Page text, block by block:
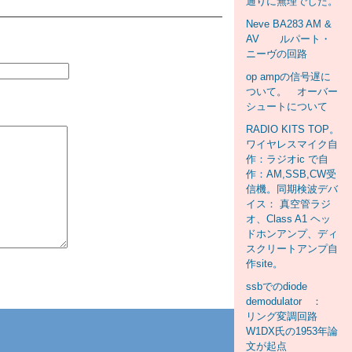
Neve BA283 AM &
AV ルパート・
ニーヴの回路
op ampの信号遅に
ついて。 オーバー
シュートについて
RADIO KITS TOP。
ワイヤレスマイク自
作：ラジオic で自
作：AM,SSB,CW受
信機。同期検波デバ
イス： 真空管ラジ
オ、Class A1 ヘッ
ドホンアンプ、ディ
スクリートアンプ自
作site。
ssbでのdiode
demodulator ：
リング変調回路
W1DX氏の1953年論
文が起点